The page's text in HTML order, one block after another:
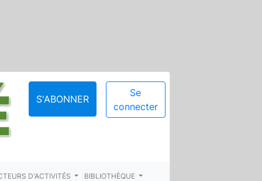
S'ABONNER
Se
connecter
D'ACTIVITÉS BIBLIOTHÈQUE